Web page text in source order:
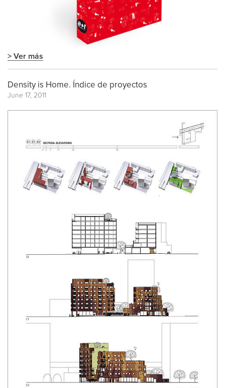
> Ver más
Density is Home. Índice de proyectos
June 17, 2011